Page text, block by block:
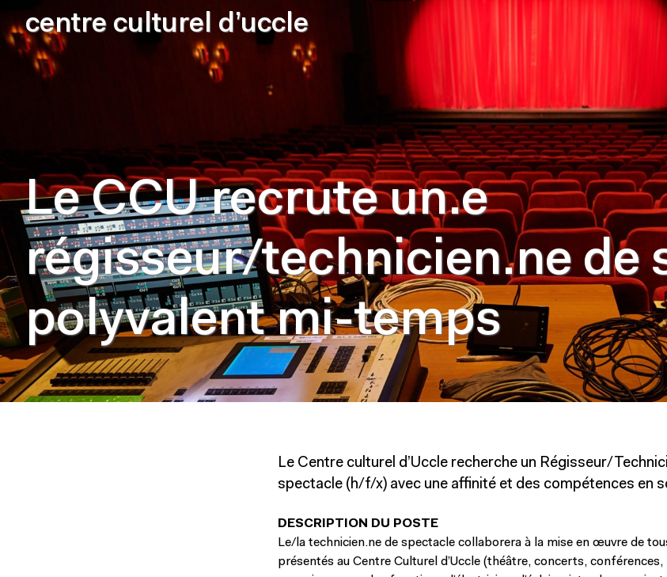
centre culturel d’uccle
Le CCU recrute un.e
régisseur/technicien.ne de
polyvalent mi-temps
Le Centre culturel d’Uccle recherche un Régisseur/
spectacle (h/f/x) avec une affinité et des compétences en
DESCRIPTION DU POSTE
Le/la technicien.ne de spectacle collaborera à la mise en œuvre de
présentés au Centre Culturel d’Uccle (théâtre, concerts,